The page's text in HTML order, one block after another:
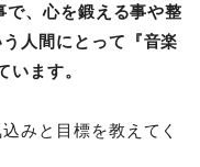
、心を鍛える事や整
人間にとって『音楽
ます。
みと目標を教えてく